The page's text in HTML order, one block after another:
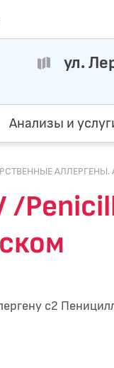
ул.
Анализы и
АЛЛЕРГЕНЫ.
/
c2